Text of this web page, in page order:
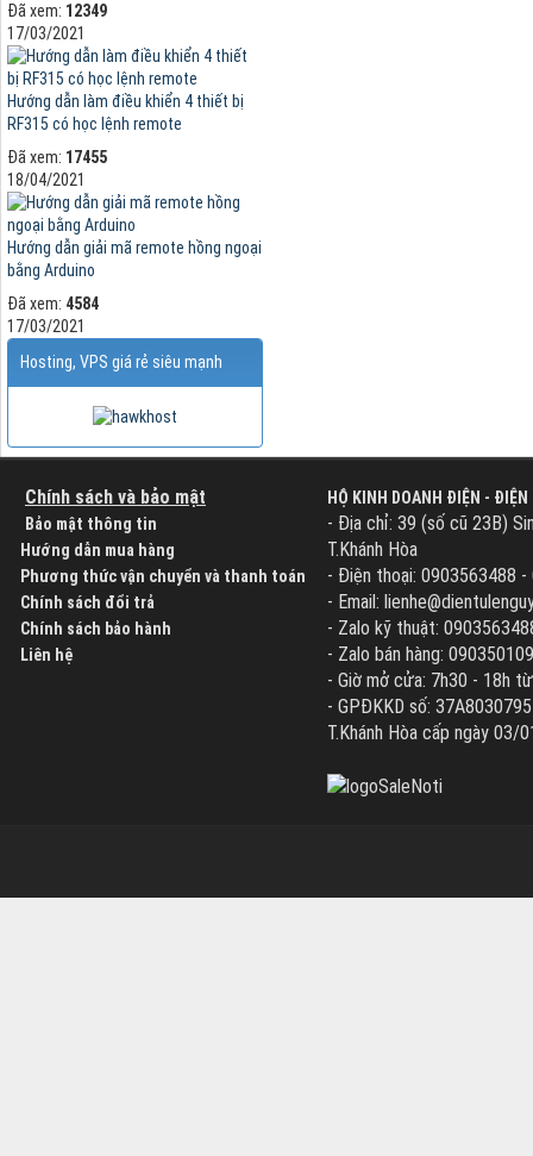
Đã xem: 12349
17/03/2021
Hướng dẫn làm điều khiển 4 thiết bị
RF315 có học lệnh remote
Đã xem: 17455
18/04/2021
Hướng dẫn giải mã remote hồng ngoại
bằng Arduino
Đã xem: 4584
17/03/2021
Hosting, VPS giá rẻ siêu mạnh
Chính sách và bảo mật
Bảo mật thông tin
Hướng dẫn mua hàng
Phương thức vận chuyển và thanh toán
Chính sách đổi trả
Chính sách bảo hành
Liên hệ
HỘ KINH DOANH ĐIỆN - ĐIỆN
- Địa chỉ: 39 (số cũ 23B)
T.Khánh Hòa
- Điện thoại: 0903563488
- Email:
- Zalo kỹ thuật:
- Zalo bán hàng:
- Giờ mở cửa: 7h30 - 18h
- GPĐKKD số:
T.Khánh Hòa cấp ngày 03/